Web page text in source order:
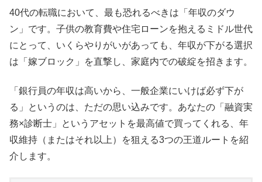
40代の転職において、最も恐れるべきは「年収のダウ
ン」です。子供の教育費や住宅ローンを抱えるミドル世代
にとって、いくらやりがいがあっても、年収が下がる選択
は「嫁ブロック」を直撃し、家庭内での破綻を招きます。
「銀行員の年収は高いから、一般企業にいけば必ず下が
る」というのは、ただの思い込みです。あなたの「融資実
務×診断士」というアセットを最高値で買ってくれる、年
収維持（またはそれ以上）を狙える3つの王道ルートを紹
介します。